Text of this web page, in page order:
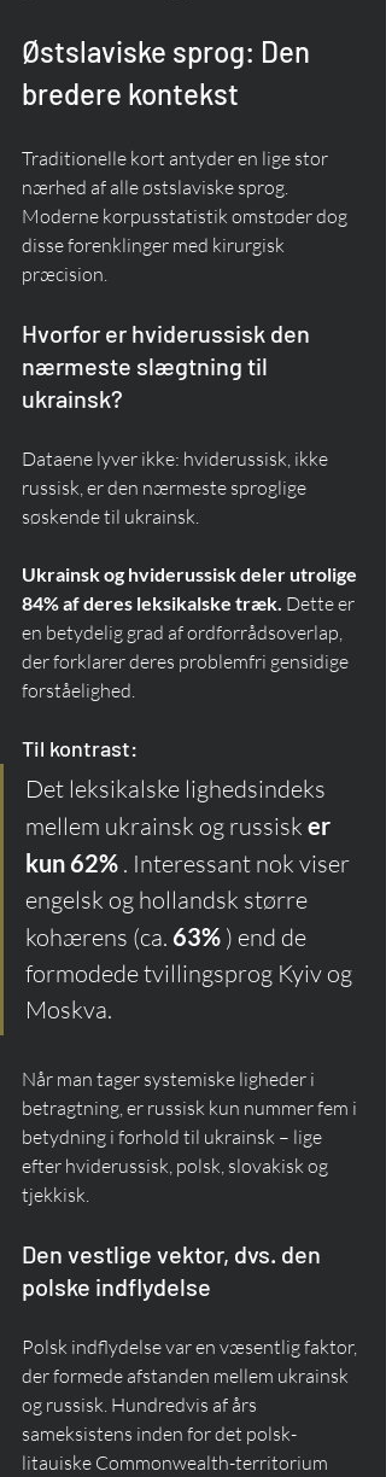
Østslaviske sprog: Den
bredere kontekst
Traditionelle kort antyder en lige stor
nærhed af alle østslaviske sprog.
Moderne korpusstatistik omstøder dog
disse forenklinger med kirurgisk
præcision.
Hvorfor er hviderussisk den
nærmeste slægtning til
ukrainsk?
Dataene lyver ikke: hviderussisk, ikke
russisk, er den nærmeste sproglige
søskende til ukrainsk.
Ukrainsk og hviderussisk deler utrolige
84% af deres leksikalske træk. Dette er
en betydelig grad af ordforrådsoverlap,
der forklarer deres problemfri gensidige
forståelighed.
Til kontrast:
Det leksikalske lighedsindeks
mellem ukrainsk og russisk er
kun 62% . Interessant nok viser
engelsk og hollandsk større
kohærens (ca. 63% ) end de
formodede tvillingsprog Kyiv og
Moskva.
Når man tager systemiske ligheder i
betragtning, er russisk kun nummer fem i
betydning i forhold til ukrainsk – lige
efter hviderussisk, polsk, slovakisk og
tjekkisk.
Den vestlige vektor, dvs. den
polske indflydelse
Polsk indflydelse var en væsentlig faktor,
der formede afstanden mellem ukrainsk
og russisk. Hundredvis af års
sameksistens inden for det polsk-
litauiske Commonwealth-territorium